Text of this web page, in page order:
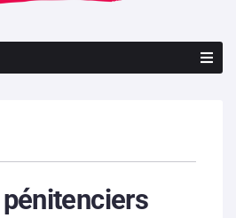
pénitenciers